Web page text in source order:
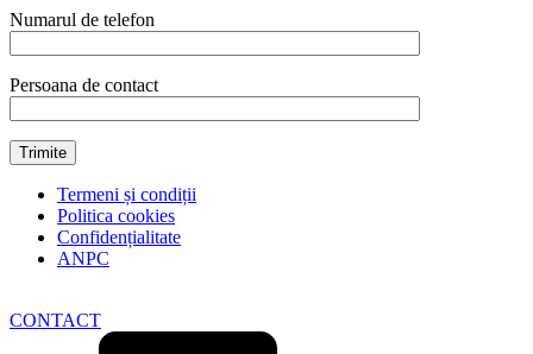
Numarul de telefon
Persoana de contact
Termeni și condiții
Politica cookies
Confidențialitate
ANPC
CONTACT